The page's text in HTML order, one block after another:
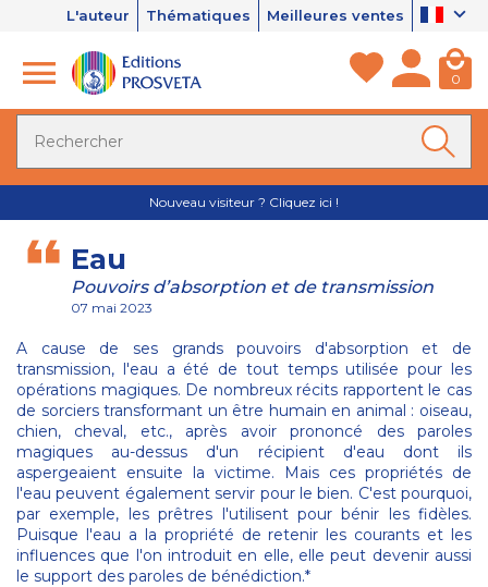
L'auteur Thématiques Meilleures ventes
0
Nouveau visiteur ? Cliquez ici !
Eau
Pouvoirs d’absorption et de transmission
07 mai 2023
A cause de ses grands pouvoirs d'absorption et de
transmission, l'eau a été de tout temps utilisée pour les
opérations magiques. De nombreux récits rapportent le cas
de sorciers transformant un être humain en animal : oiseau,
chien, cheval, etc., après avoir prononcé des paroles
magiques au-dessus d'un récipient d'eau dont ils
aspergeaient ensuite la victime. Mais ces propriétés de
l'eau peuvent également servir pour le bien. C'est pourquoi,
par exemple, les prêtres l'utilisent pour bénir les fidèles.
Puisque l'eau a la propriété de retenir les courants et les
influences que l'on introduit en elle, elle peut devenir aussi
le support des paroles de bénédiction.*